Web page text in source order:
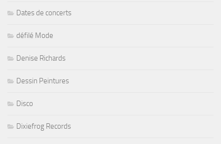
Dates de concerts
défilé Mode
Denise Richards
Dessin Peintures
Disco
Dixiefrog Records